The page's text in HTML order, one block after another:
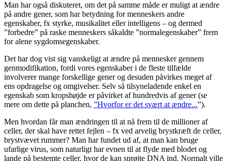
Man har også diskuteret, om det på samme måde er muligt at ændre
på andre gener, som har betydning for menneskers andre
egenskaber, fx styrke, musikalitet eller intelligens – og dermed
”forbedre” på raske menneskers såkaldte ”normalegenskaber” frem
for alene sygdomsegenskaber.
Det har dog vist sig vanskeligt at ændre på mennesker gennem
genmodifikation, fordi vores egenskaber i de fleste tilfælde
involverer mange forskellige gener og desuden påvirkes meget af
ens opdragelse og omgivelser. Selv så tilsyneladende enkel en
egenskab som kropshøjde er påvirket af hundredvis af gener (se
mere om dette på planchen, ”Hvorfor er det svært at ændre...”).
Men hvordan får man ændringen til at nå frem til de millioner af
celler, der skal have rettet fejlen – fx ved arvelig brystkræft de celler,
brystvævet rummer? Man har fundet ud af, at man kan bruge
ufarlige virus, som naturligt har evnen til at flyde med blodet og
lande på bestemte celler, hvor de kan sprøjte DNA ind. Normalt ville